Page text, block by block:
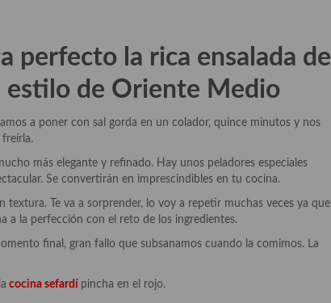
perfecto la rica ensalada de
estilo de Oriente Medio
a poner con sal gorda en un colador, quince minutos y nos
freírla.
más elegante y refinado. Hay unos peladores especiales
Se convertirán en imprescindibles en tu cocina.
Te va a sorprender, lo voy a repetir muchas veces ya que
a la perfección con el reto de los ingredientes.
final, gran fallo que subsanamos cuando la comimos. La
cocina sefardí pincha en el rojo.